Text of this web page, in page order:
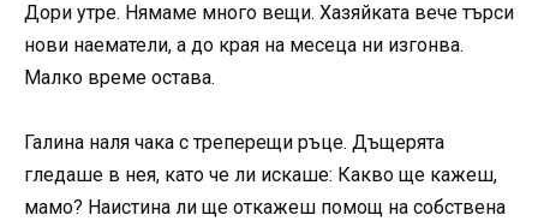
Дори утре. Нямаме много вещи. Хазяйката вече търси
нови наематели, а до края на месеца ни изгонва.
Малко време остава.
Галина наля чака с треперещи ръце. Дъщерята
гледаше в нея, като че ли искаше: Какво ще кажеш,
мамо? Наистина ли ще откажеш помощ на собствена